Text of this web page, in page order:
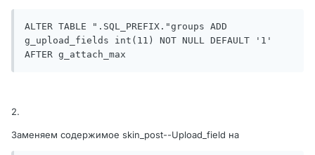
ALTER TABLE ".SQL_PREFIX."groups ADD
g_upload_fields int(11) NOT NULL DEFAULT '1'
AFTER g_attach_max
2.
Заменяем содержимое skin_post--Upload_field на